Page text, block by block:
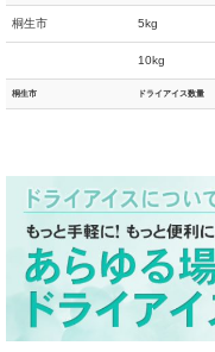
桐生市 5kg
10kg
桐生市 ドライアイス数量